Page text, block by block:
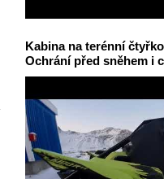
Kabina na terénní
Ochrání před sněhem i